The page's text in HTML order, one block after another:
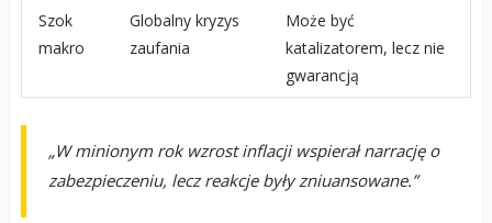
Szok
makro
Globalny kryzys
zaufania
Może być
katalizatorem, lecz nie
gwarancją
„W minionym rok wzrost inflacji wspierał narrację o
zabezpieczeniu, lecz reakcje były zniuansowane.”